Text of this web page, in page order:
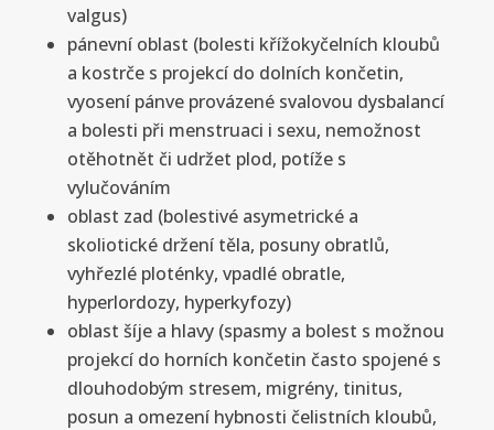
valgus)
pánevní oblast (bolesti křížokyčelních kloubů
a kostrče s projekcí do dolních končetin,
vyosení pánve provázené svalovou dysbalancí
a bolesti při menstruaci i sexu, nemožnost
otěhotnět či udržet plod, potíže s
vylučováním
oblast zad (bolestivé asymetrické a
skoliotické držení těla, posuny obratlů,
vyhřezlé ploténky, vpadlé obratle,
hyperlordozy, hyperkyfozy)
oblast šíje a hlavy (spasmy a bolest s možnou
projekcí do horních končetin často spojené s
dlouhodobým stresem, migrény, tinitus,
posun a omezení hybnosti čelistních kloubů,